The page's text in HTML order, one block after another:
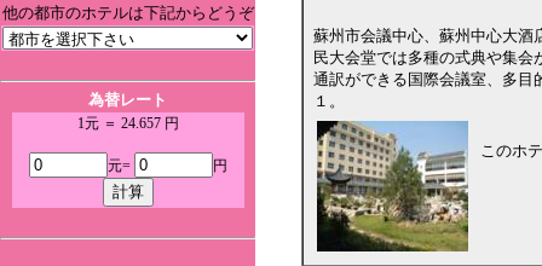
他の都市のホテルは下記からどうぞ
為替レート
1元 ＝ 24.657 円
元= 円
蘇州市会議中心、蘇州中心大酒
民大会堂では多種の式典や集
通訳ができる国際会議室、多目
１。
このホ